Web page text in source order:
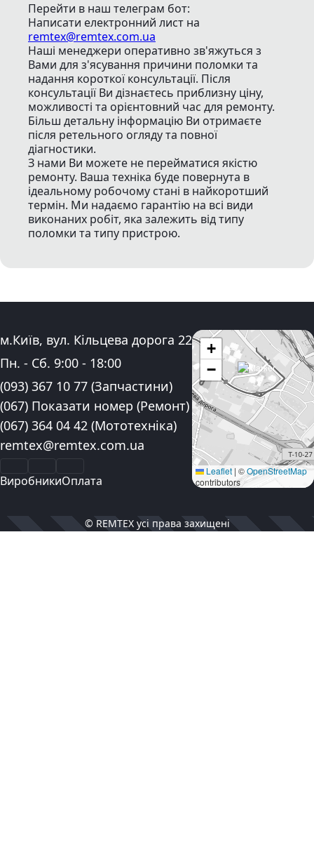
Перейти в наш телеграм бот:
Написати електронний лист на
remtex@remtex.com.ua
Наші менеджери оперативно зв'яжуться з
Вами для з'ясування причини поломки та
надання короткої консультації. Після
консультації Ви дізнаєтесь приблизну ціну,
можливості та орієнтовний час для ремонту.
Більш детальну інформацію Ви отримаєте
після ретельного огляду та повної
діагностики.
З нами Ви можете не перейматися якістю
ремонту. Ваша техніка буде повернута в
ідеальному робочому стані в найкоротший
термін. Ми надаємо гарантію на всі види
виконаних робіт, яка залежить від типу
поломки та типу пристрою.
Адреса:
м.Київ, вул. Кільцева дорога 22
Графік роботи:
Пн. - Сб. 9:00 - 18:00
Контактні номера телефону:
(093) 367 10 77 (Запчастини)
(067) Показати номер (Ремонт)
(067) 364 04 42 (Мототехніка)
Електронна пошта:
remtex@remtex.com.ua
ВиробникиОплата
+
−
Leaflet | ©OpenStreetMap
contributors
© REMTEX усі права захищені